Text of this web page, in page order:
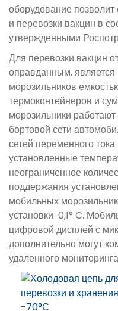
оборудование
и перевозки вакцин в
утвержденными
Для перевозки вакцин
оправданным,
морозильников
термоконтейнеров и
морозильники
бортовой сети
сетей переменного
установленные
неограниченное
поддержания
мобильных
установки 0,1° C.
цифровой дисплей с
дополнительно могут
удаленного